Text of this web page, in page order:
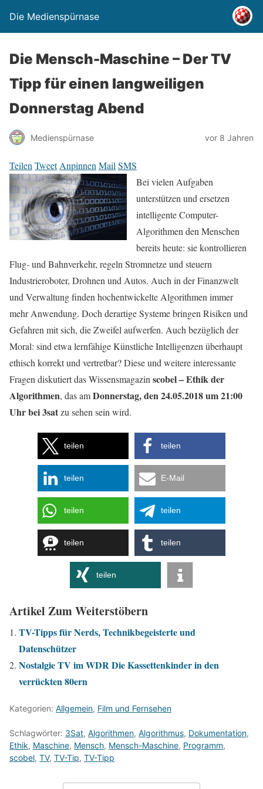
Die Medienspürnase
Die Mensch-Maschine – Der TV
Tipp für einen langweiligen
Donnerstag Abend
Medienspürnase vor 8 Jahren
Teilen Tweet Anpinnen Mail SMS
Bei vielen Aufgaben
unterstützen und ersetzen
intelligente Computer-
Algorithmen den Menschen
bereits heute: sie kontrollieren
Flug- und Bahnverkehr, regeln Stromnetze und steuern
Industrieroboter, Drohnen und Autos. Auch in der Finanzwelt
und Verwaltung finden hochentwickelte Algorithmen immer
mehr Anwendung. Doch derartige Systeme bringen Risiken und
Gefahren mit sich, die Zweifel aufwerfen. Auch bezüglich der
Moral: sind etwa lernfähige Künstliche Intelligenzen überhaupt
ethisch korrekt und vertretbar? Diese und weitere interessante
Fragen diskutiert das Wissensmagazin scobel – Ethik der
Algorithmen, das amDonnerstag, den 24.05.2018 um 21:00
Uhr bei 3satzu sehen sein wird.
teilen teilen
teilen E-Mail
teilen teilen
teilen teilen
teilen
Artikel Zum Weiterstöbern
TV-Tipps für Nerds, Technikbegeisterte und
Datenschützer
Nostalgie TV im WDR Die Kassettenkinder in den
verrückten 80ern
Kategorien: Allgemein, Film und Fernsehen
Schlagwörter: 3Sat, Algorithmen, Algorithmus, Dokumentation,
Ethik, Maschine, Mensch, Mensch-Maschine, Programm,
scobel, TV, TV-Tip, TV-Tipp